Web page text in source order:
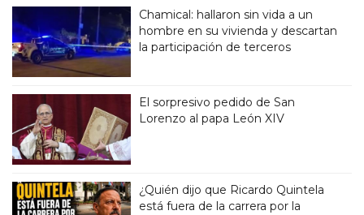
Chamical: hallaron sin vida a un
hombre en su vivienda y descartan
la participación de terceros
El sorpresivo pedido de San
Lorenzo al papa León XIV
¿Quién dijo que Ricardo Quintela
está fuera de la carrera por la